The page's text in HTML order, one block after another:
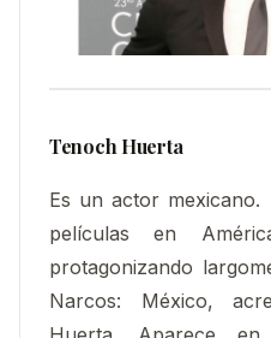
Tenoch Huerta
Es un actor mexicano.
películas en
protagonizando
Narcos: México,